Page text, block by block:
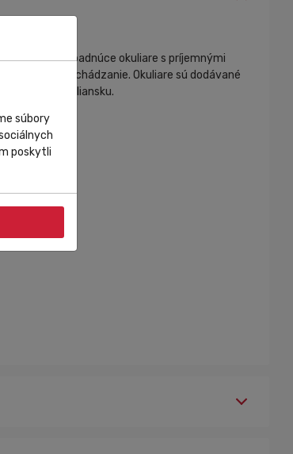
Dokonale padnúce okuliare s príjemnými
hrubšie zaobchádzanie. Okuliare sú dodávané
vyrábané v Taliansku.
súbory
poskytli